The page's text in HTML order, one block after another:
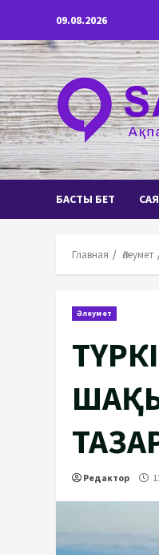
содержимому
09.08.2026
БАСТЫ БЕТ
Главная Әлеумет
Әлеумет
Редактор